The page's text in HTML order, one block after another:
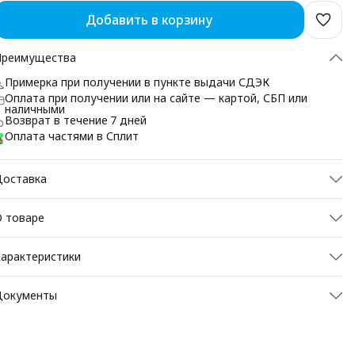
Добавить в корзину
Примерка при получении в пункте выдачи СДЭК
Оплата при получении или на сайте — картой, СБП или
наличными
Возврат в течение 7 дней
Оплата частями в Сплит
товаре
ЖЕНСКИЕ ИЗ НАТУРАЛЬНОЙ ЗАМШИ
ботиночки согревают не хуже своих "старших
средством уберечься от морозов и при